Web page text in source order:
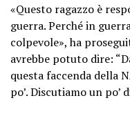
«Questo ragazzo è
guerra. Perché in
colpevole», ha
avrebbe potuto dire:
questa faccenda della
po’. Discutiamo un po’